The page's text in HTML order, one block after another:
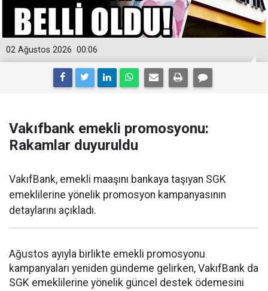
00:06
02 Ağustos 2026
Vakıfbank emekli promosyonu:
Rakamlar duyuruldu
VakıfBank, emekli maaşını bankaya taşıyan SGK
emeklilerine yönelik promosyon kampanyasının
detaylarını açıkladı.
Ağustos ayıyla birlikte emekli promosyonu
kampanyaları yeniden gündeme gelirken, VakıfBank da
SGK emeklilerine yönelik güncel destek ödemesini